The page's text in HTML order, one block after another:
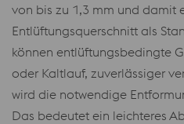
von bis zu 1,3 mm und damit
Entlüftungsquerschnitt als
können entlüftungsbedingte
oder Kaltlauf, zuverlässiger
wird die notwendige
Das bedeutet ein leichteres